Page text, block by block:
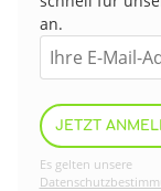
an.
JETZT
Es gelten unsere